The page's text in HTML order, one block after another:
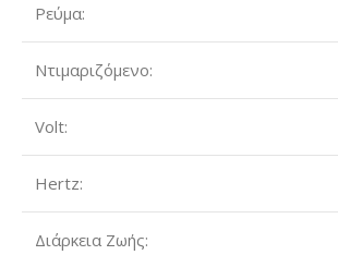
Ρεύμα:
Ντιμαριζόμενο:
Volt:
Hertz:
Διάρκεια Ζωής: